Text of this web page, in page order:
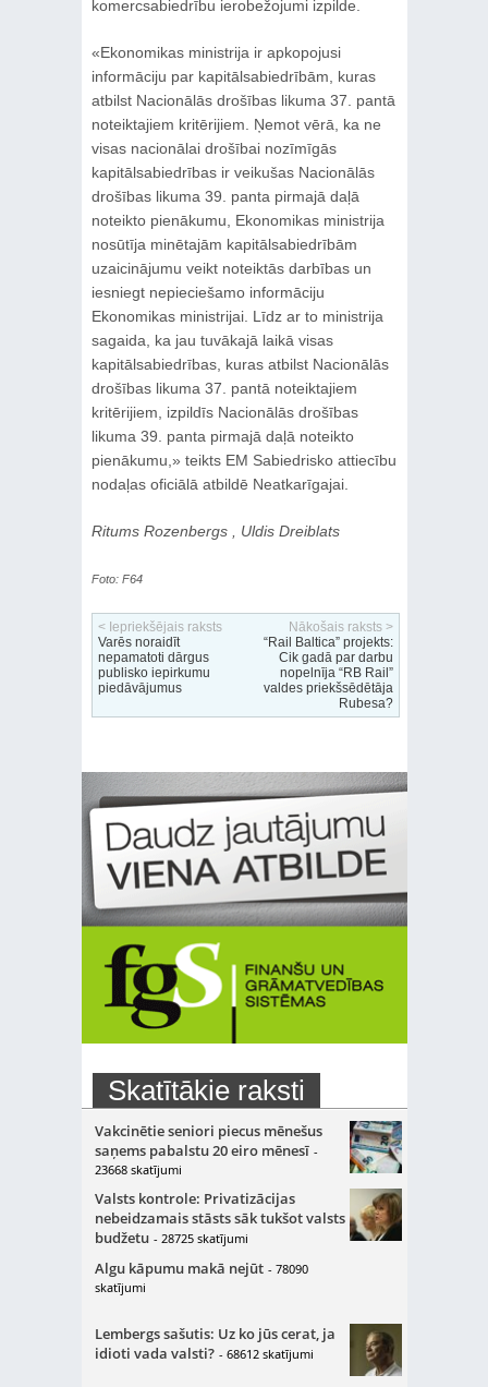
komercsabiedrību ierobežojumi izpilde.
«Ekonomikas ministrija ir apkopojusi
informāciju par kapitālsabiedrībām, kuras
atbilst Nacionālās drošības likuma 37. pantā
noteiktajiem kritērijiem. Ņemot vērā, ka ne
visas nacionālai drošībai nozīmīgās
kapitālsabiedrības ir veikušas Nacionālās
drošības likuma 39. panta pirmajā daļā
noteikto pienākumu, Ekonomikas ministrija
nosūtīja minētajām kapitālsabiedrībām
uzaicinājumu veikt noteiktās darbības un
iesniegt nepieciešamo informāciju
Ekonomikas ministrijai. Līdz ar to ministrija
sagaida, ka jau tuvākajā laikā visas
kapitālsabiedrības, kuras atbilst Nacionālās
drošības likuma 37. pantā noteiktajiem
kritērijiem, izpildīs Nacionālās drošības
likuma 39. panta pirmajā daļā noteikto
pienākumu,» teikts EM Sabiedrisko attiecību
nodaļas oficiālā atbildē Neatkarīgajai.
Ritums Rozenbergs , Uldis Dreiblats
Foto: F64
< Iepriekšējais raksts
Varēs noraidīt
nepamatoti dārgus
publisko iepirkumu
piedāvājumus
Nākošais raksts >
“Rail Baltica” projekts:
Cik gadā par darbu
nopelnīja “RB Rail”
valdes priekšsēdētāja
Rubesa?
Skatītākie raksti
Vakcinētie seniori piecus mēnešus
saņems pabalstu 20 eiro mēnesī -
23668 skatījumi
Valsts kontrole: Privatizācijas
nebeidzamais stāsts sāk tukšot valsts
budžetu - 28725 skatījumi
Algu kāpumu makā nejūt - 78090
skatījumi
Lembergs sašutis: Uz ko jūs cerat, ja
idioti vada valsti? - 68612 skatījumi